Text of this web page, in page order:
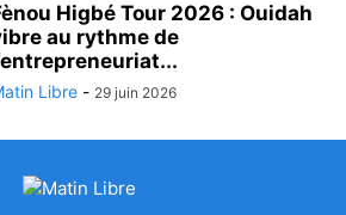
Higbé Tour 2026 : Ouidah
au rythme de
Libre - 29 juin 2026